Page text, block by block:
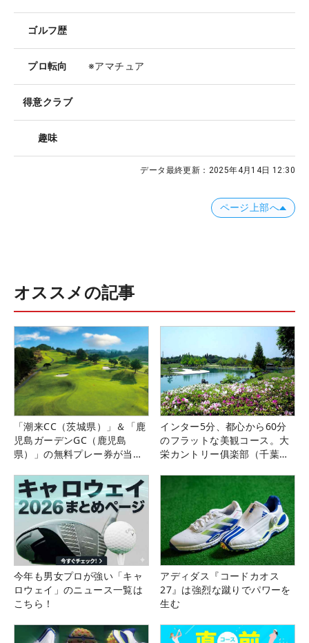
ゴルフ歴
プロ転向 ※アマチュア
得意クラブ
趣味
データ最終更新： 2025年4月14日 12:30
ページ上部へ
オススメの記事
「潮来CC（茨城県）」＆「鹿
児島ガーデンGC（鹿児島
県）」の無料プレー券が当た
インター5分、都心から60分
のフラットな美観コース。大
栄カントリー俱楽部（千葉
今年も男女プロが強い「キャ
ロウェイ」のニュース一覧は
こちら！
アディダス『コードカオス
27』は強烈な蹴りでパワーを
生む